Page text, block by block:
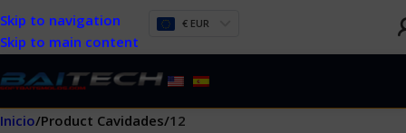
Skip to navigation
Skip to main content
€ EUR
Inicio/Product Cavidades/12